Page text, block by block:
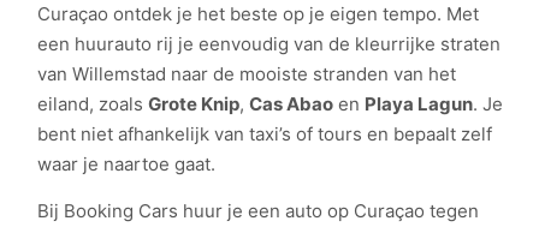
Curaçao ontdek je het beste op je eigen tempo. Met
een huurauto rij je eenvoudig van de kleurrijke straten
van Willemstad naar de mooiste stranden van het
eiland, zoalsGrote Knip,Cas Abao en Playa Lagun. Je
bent niet afhankelijk van taxi’s of tours en bepaalt zelf
waar je naartoe gaat.
Bij Booking Cars huur je een auto op Curaçao tegen